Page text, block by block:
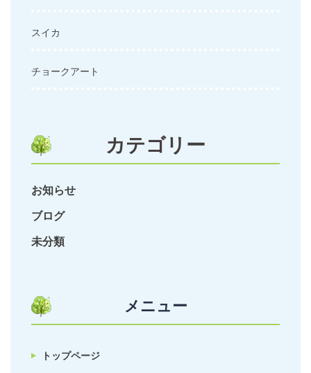
スイカ
チョークアート
カテゴリー
お知らせ
ブログ
未分類
メニュー
トップページ